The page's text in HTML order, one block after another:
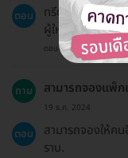
ตอบ
ทรีตเมนต์นี้เหมา
ผู้ใหญ่และวัยรุ่น.
ตอบโดยทีมงาน HD
ถาม สามารถจองแพ็ก
19 ธ.ค. 2024
ตอบ
สามารถจองให้ค
ราบ.